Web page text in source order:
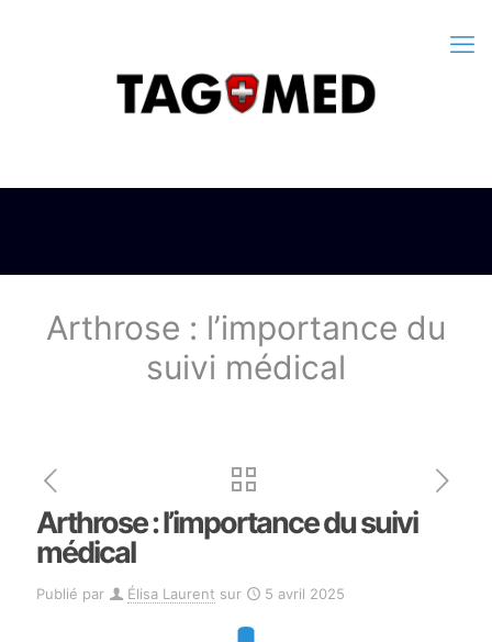
Arthrose : l’importance du
suivi médical
Arthrose : l’importance du suivi
médical
Publié par Élisa Laurent sur 5 avril 2025